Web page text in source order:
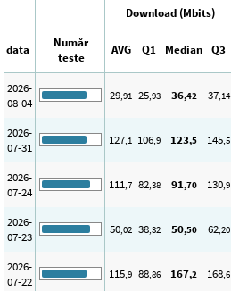
Download (Mbits)
data
Număr
teste
AVG Q1 Median Q3
2026-
08-04
29,91 25,93 36,42 37,14
2026-
07-31
127,1 106,9 123,5 145,5
2026-
07-24
111,7 82,38 91,70 130,9
2026-
07-23
50,02 38,32 50,50 62,20
2026-
07-22
115,9 88,86 167,2 168,6